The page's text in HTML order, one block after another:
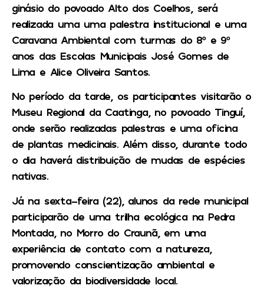
ginásio do povoado Alto dos Coelhos, será
realizada uma uma palestra institucional e uma
Caravana Ambiental com turmas do 8º e 9º
anos das Escolas Municipais José Gomes de
Lima e Alice Oliveira Santos.
No período da tarde, os participantes visitarão o
Museu Regional da Caatinga, no povoado Tinguí,
onde serão realizadas palestras e uma oficina
de plantas medicinais. Além disso, durante todo
o dia haverá distribuição de mudas de espécies
nativas.
Já na sexta-feira (22), alunos da rede municipal
participarão de uma trilha ecológica na Pedra
Montada, no Morro do Craunã, em uma
experiência de contato com a natureza,
promovendo conscientização ambiental e
valorização da biodiversidade local.